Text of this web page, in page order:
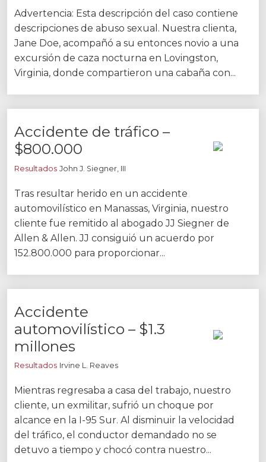
Ubicaciones
Richmond, VA
Charlottesville, VA
Fredericksburg, VA
Stafford, VA
Mechanicsville, VA
Contáctenos
Carreras
Resultados
Español
Advertencia: Esta descripción del caso contiene
descripciones de abuso sexual. Nuestra clienta,
Jane Doe, acompañó a su entonces novio a una
excursión de caza nocturna en Lovingston,
Virginia, donde compartieron una cabaña con...
Accidente de tráfico –
$800.000
Resultados John J. Siegner, III
Tras resultar herido en un accidente
automovilístico en Manassas, Virginia, nuestro
cliente fue remitido al abogado JJ Siegner de
Allen & Allen. JJ consiguió un acuerdo por
152.800.000 para proporcionar...
Accidente
automovilístico – $1.3
millones
Resultados Irvine L. Reaves
Mientras regresaba a casa del trabajo, nuestro
cliente, un exmilitar, sufrió un choque por
alcance en la I-95 Sur. Al disminuir la velocidad
del tráfico, el conductor demandado no se
detuvo a tiempo y chocó contra nuestro...